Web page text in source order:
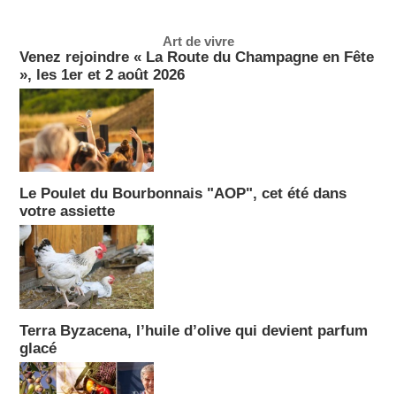
Art de vivre
Venez rejoindre « La Route du Champagne en Fête
», les 1er et 2 août 2026
Le Poulet du Bourbonnais "AOP", cet été dans
votre assiette
Terra Byzacena, l’huile d’olive qui devient parfum
glacé